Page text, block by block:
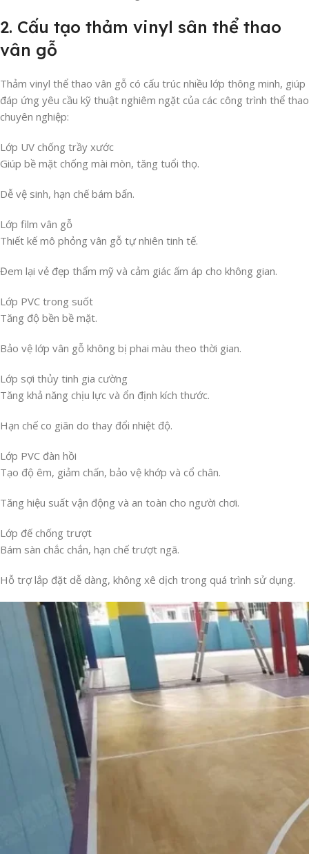
2. Cấu tạo thảm vinyl sân thể thao
vân gỗ
Thảm vinyl thể thao vân gỗ có cấu trúc nhiều lớp thông minh, giúp
đáp ứng yêu cầu kỹ thuật nghiêm ngặt của các công trình thể thao
chuyên nghiệp:
Lớp UV chống trầy xước
Giúp bề mặt chống mài mòn, tăng tuổi thọ.
Dễ vệ sinh, hạn chế bám bẩn.
Lớp film vân gỗ
Thiết kế mô phỏng vân gỗ tự nhiên tinh tế.
Đem lại vẻ đẹp thẩm mỹ và cảm giác ấm áp cho không gian.
Lớp PVC trong suốt
Tăng độ bền bề mặt.
Bảo vệ lớp vân gỗ không bị phai màu theo thời gian.
Lớp sợi thủy tinh gia cường
Tăng khả năng chịu lực và ổn định kích thước.
Hạn chế co giãn do thay đổi nhiệt độ.
Lớp PVC đàn hồi
Tạo độ êm, giảm chấn, bảo vệ khớp và cổ chân.
Tăng hiệu suất vận động và an toàn cho người chơi.
Lớp đế chống trượt
Bám sàn chắc chắn, hạn chế trượt ngã.
Hỗ trợ lắp đặt dễ dàng, không xê dịch trong quá trình sử dụng.